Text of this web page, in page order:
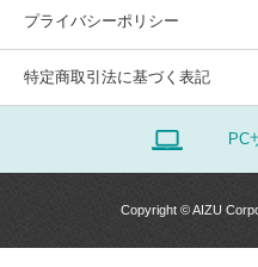
プライバシーポリシー
特定商取引法に基づく表記
PC
Copyright © AIZU